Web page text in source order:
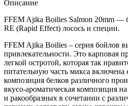
Описание
FFEM Ajika Boilies Salmon 20mm —
RE (Rapid Effect) лосось и специи.
FFEM Ajika Boilies – серия бойлов
привлекательности. Это карповая
легкой остротой, которая так
питательную часть микса включена
композиция белков различного
вкусо-ароматическая композиция
и ракообразных в сочетании с